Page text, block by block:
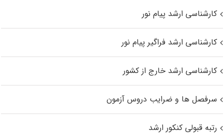
کارشناسی ارشد پیام نور
کارشناسی ارشد فراگیر پیام نور
کارشناسی ارشد خارج از کشور
سرفصل ها و ضرایب دروس آزمون
رتبه قبولی کنکور ارشد